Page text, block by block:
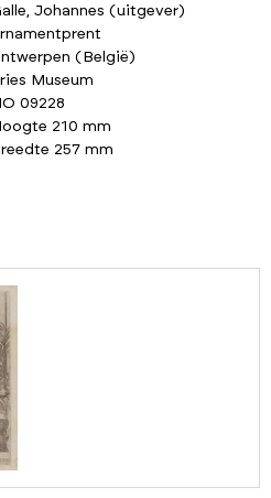
Johannes (uitgever)
(België)
Museum
09228
210 mm
257 mm